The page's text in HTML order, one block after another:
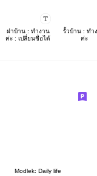
ฝาบ้าน : ทำงาน
ค่ะ : เปลี่ยนชื่อได้
รั้วบ้าน : ทำ
ค่ะ
Modlek: Daily life